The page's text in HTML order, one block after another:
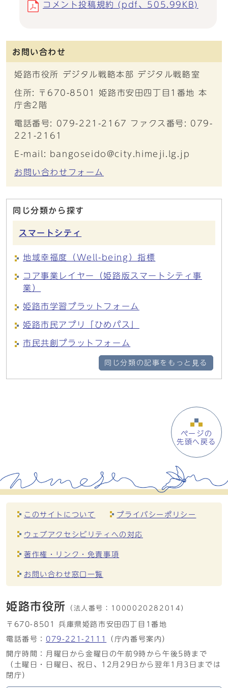
コメント投稿規約 (pdf、505.99KB)
お問い合わせ
姫路市役所 デジタル戦略本部 デジタル戦略室
住所: 〒670-8501 姫路市安田四丁目1番地 本
庁舎2階
電話番号: 079-221-2167 ファクス番号: 079-
221-2161
E-mail: bangoseido@city.himeji.lg.jp
お問い合わせフォーム
同じ分類から探す
スマートシティ
地域幸福度（Well-being）指標
コア事業レイヤー（姫路版スマートシティ事
業）
姫路市学習プラットフォーム
姫路市民アプリ「ひめパス」
市民共創プラットフォーム
同じ分類の記事をもっと見る
ページの
先頭へ戻る
このサイトについて プライバシーポリシー
ウェブアクセシビリティへの対応
著作権・リンク・免責事項
お問い合わせ窓口一覧
姫路市役所 （法人番号： 1000020282014）
〒670-8501 兵庫県姫路市安田四丁目1番地
電話番号： 079-221-2111
（庁内番号案内）
開庁時間：月曜日から金曜日の午前9時から午後5時まで
（土曜日・日曜日、祝日、12月29日から翌年1月3日までは
閉庁）